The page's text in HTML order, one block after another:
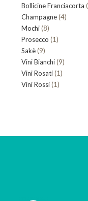
prodotti
Bollicine Franciacorta
Champagne 44
Mochi 88
prodotti
Prosecco 11
Sakè 99
prodotti
Vini Bianchi 99
Vini Rosati 11
Vini Rossi 11